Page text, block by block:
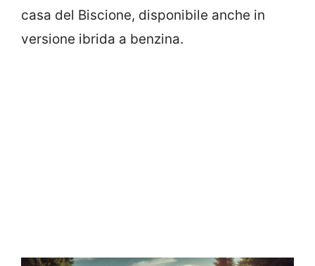
casa del Biscione, disponibile anche in
versione ibrida a benzina.